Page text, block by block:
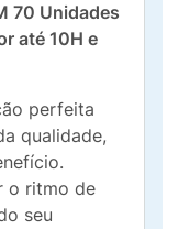
70 Unidades
até 10H e
perfeita
qualidade,
o ritmo de
seu